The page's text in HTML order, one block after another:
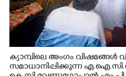
ക്യാമ്പിലെ അംഗം വിഷമങ്ങൾ
സമാധാനിപ്പിക്കുന്ന